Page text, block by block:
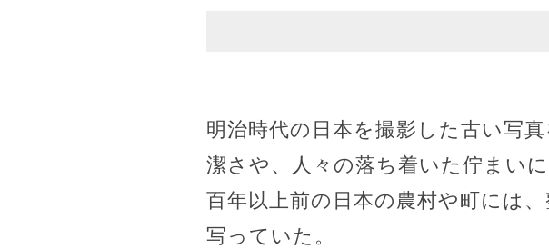
明治時代の日本を撮影した古い写
潔さや、人々の落ち着いた佇まい
百年以上前の日本の農村や町には
写っていた。